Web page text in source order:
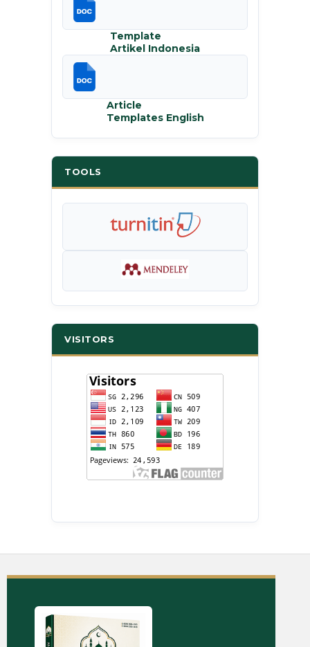
Template
Artikel Indonesia
Article
Templates English
TOOLS
VISITORS